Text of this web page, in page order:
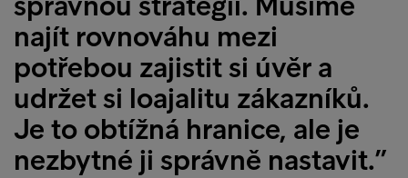
najít rovnováhu mezi
potřebou zajistit si úvěr a
udržet si loajalitu zákazníků.
Je to obtížná hranice, ale je
nezbytné ji správně nastavit.”